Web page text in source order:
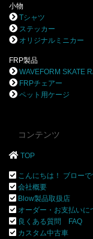
小物
Tシャツ
ステッカー
オリジナルミニカー
FRP製品
WAVEFORM SKATE
FRPチェアー
ペット用ケージ
コンテンツ
TOP
こんにちは！ ブローで
会社概要
Blow製品取扱店
オーダー・お支払いに
良くある質問 FAQ
カスタム中古車